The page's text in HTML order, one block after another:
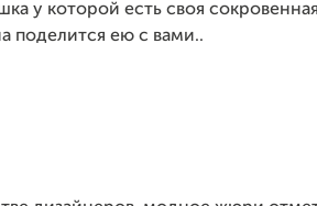
у которой есть своя
поделится ею с вами..